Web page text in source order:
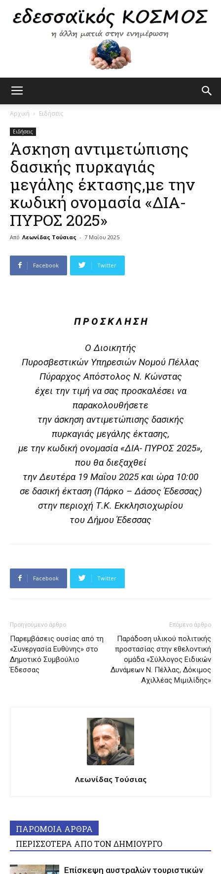
Αρχική Ειδήσεις
Ειδήσεις
Άσκηση αντιμετώπισης
δασικής πυρκαγιάς
μεγάλης έκτασης,με την
κωδική ονομασία «ΔΙΑ-
ΠΥΡΟΣ 2025»
Από Λεωνίδας Τούσιας - 7 Μαΐου 2025
Facebook Twitter
Π Ρ Ο Σ Κ Λ Η Σ Η
Ο Διοικητής
Πυροσβεστικών Υπηρεσιών Νομού Πέλλας
Πύραρχος Απόστολος Ν. Κώνστας
έχει την τιμή να σας προσκαλέσει να
παρακολουθήσετε
την άσκηση αντιμετώπισης δασικής
πυρκαγιάς μεγάλης έκτασης,
με την κωδική ονομασία «ΔΙΑ- ΠΥΡΟΣ 2025»,
που θα διεξαχθεί
την Δευτέρα 19 Μαΐου 2025 και ώρα 10:00
σε δασική έκταση (Πάρκο – Δάσος Έδεσσας)
στην περιοχή Τ.Κ. Εκκλησιοχωρίου
του Δήμου Έδεσσας
Facebook Twitter
Προηγούμενο άρθρο
Παρεμβάσεις ουσίας από τη
«Συνεργασία Ευθύνης» στο
Δημοτικό Συμβούλιο
Έδεσσας
Επόμενο άρθρο
Παράδοση υλικού πολιτικής
προστασίας στην εθελοντική
ομάδα «Σύλλογος Ειδικών
Δυνάμεων Ν. Πέλλας, Δόκιμος
Αχιλλέας Μιμιλίδης»
Λεωνίδας Τούσιας
ΠΑΡΟΜΟΙΑ ΑΡΘΡΑ
ΠΕΡΙΣΣΟΤΕΡΑ ΑΠΟ ΤΟΝ ΔΗΜΙΟΥΡΓΟ
Επίσκεψη αυστραλών τουριστικών